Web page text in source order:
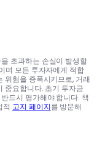
초과하는 손실이 발생할
며 모든 투자자에게 적합
위험을 증폭시키므로, 거래
중요합니다. 초기 투자금
드시 평가해야 합니다. 책
적 고지 페이지를 방문해